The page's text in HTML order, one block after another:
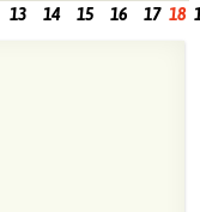
13 14 15 16 17 18